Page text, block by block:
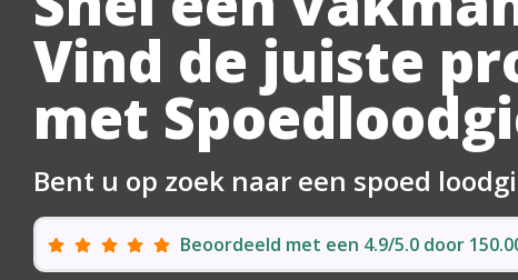
Vind de juiste
met
Bent u op zoek naar een spoed
Beoordeeld met een 4.9/5.0 door